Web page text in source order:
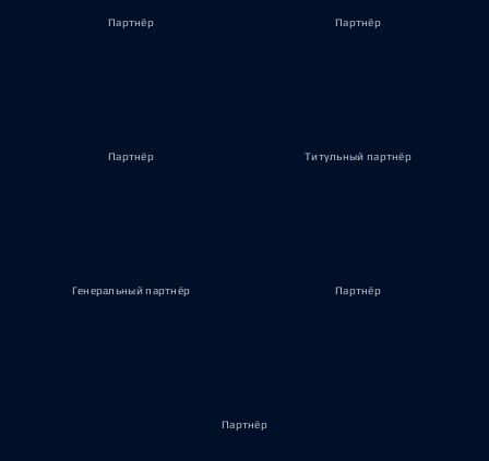
Партнёр Партнёр
Партнёр Титульный партнёр
Генеральный партнёр Партнёр
Партнёр